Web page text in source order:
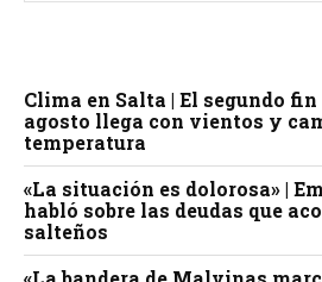
Clima en Salta | El segundo fin
agosto llega con vientos y
temperatura
«La situación es dolorosa» |
habló sobre las deudas que
salteños